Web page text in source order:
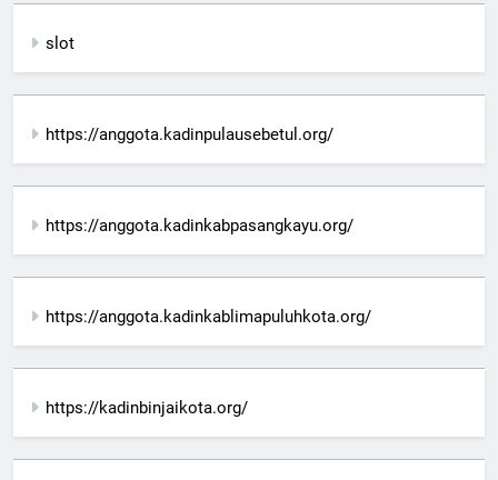
slot
https://anggota.kadinpulausebetul.org/
https://anggota.kadinkabpasangkayu.org/
https://anggota.kadinkablimapuluhkota.org/
https://kadinbinjaikota.org/